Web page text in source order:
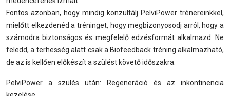
Fontos azonban, hogy mindig konzultálj PelviPower trénereinkkel,
mielőtt elkezdenéd a tréninget, hogy megbizonyosodj arról, hogy a
számodra biztonságos és megfelelő edzésformát alkalmazd. Ne
feledd, a terhesség alatt csak a Biofeedback tréning alkalmazható,
de az is kellően előkészít a szülést követő időszakra.
PelviPower a szülés után: Regeneráció és az inkontinencia